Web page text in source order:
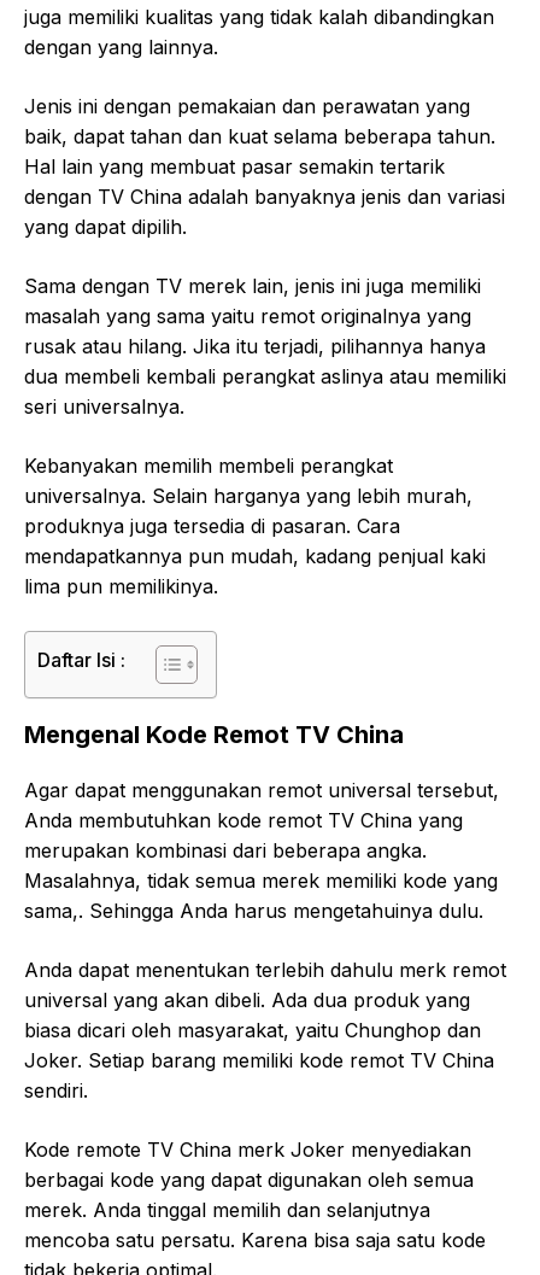
juga memiliki kualitas yang tidak kalah dibandingkan
dengan yang lainnya.
Jenis ini dengan pemakaian dan perawatan yang
baik, dapat tahan dan kuat selama beberapa tahun.
Hal lain yang membuat pasar semakin tertarik
dengan TV China adalah banyaknya jenis dan variasi
yang dapat dipilih.
Sama dengan TV merek lain, jenis ini juga memiliki
masalah yang sama yaitu remot originalnya yang
rusak atau hilang. Jika itu terjadi, pilihannya hanya
dua membeli kembali perangkat aslinya atau memiliki
seri universalnya.
Kebanyakan memilih membeli perangkat
universalnya. Selain harganya yang lebih murah,
produknya juga tersedia di pasaran. Cara
mendapatkannya pun mudah, kadang penjual kaki
lima pun memilikinya.
Daftar Isi :
Mengenal Kode Remot TV China
Agar dapat menggunakan remot universal tersebut,
Anda membutuhkan kode remot TV China yang
merupakan kombinasi dari beberapa angka.
Masalahnya, tidak semua merek memiliki kode yang
sama,. Sehingga Anda harus mengetahuinya dulu.
Anda dapat menentukan terlebih dahulu merk remot
universal yang akan dibeli. Ada dua produk yang
biasa dicari oleh masyarakat, yaitu Chunghop dan
Joker. Setiap barang memiliki kode remot TV China
sendiri.
Kode remote TV China merk Joker menyediakan
berbagai kode yang dapat digunakan oleh semua
merek. Anda tinggal memilih dan selanjutnya
mencoba satu persatu. Karena bisa saja satu kode
tidak bekerja optimal.